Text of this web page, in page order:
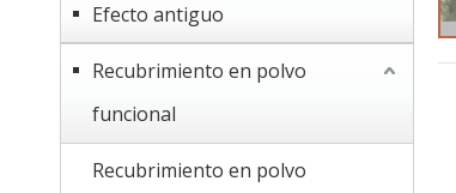
Efecto antiguo
Recubrimiento en polvo
funcional
Recubrimiento en polvo